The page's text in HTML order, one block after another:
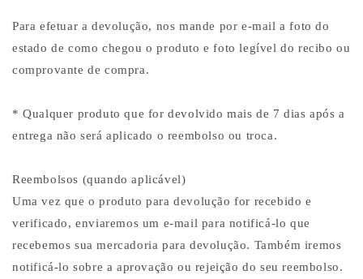
Para efetuar a devolução, nos mande por e-mail a foto do
estado de como chegou o produto e foto legível do recibo ou
comprovante de compra.
* Qualquer produto que for devolvido mais de 7 dias após a
entrega não será aplicado o reembolso ou troca.
Reembolsos (quando aplicável)
Uma vez que o produto para devolução for recebido e
verificado, enviaremos um e-mail para notificá-lo que
recebemos sua mercadoria para devolução. Também iremos
notificá-lo sobre a aprovação ou rejeição do seu reembolso.